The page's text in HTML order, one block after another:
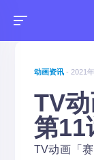
动画资讯- 2021
TV动
第11
TV动画「